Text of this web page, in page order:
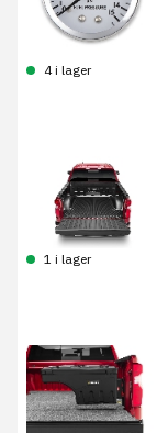
4 i lager
1 i lager